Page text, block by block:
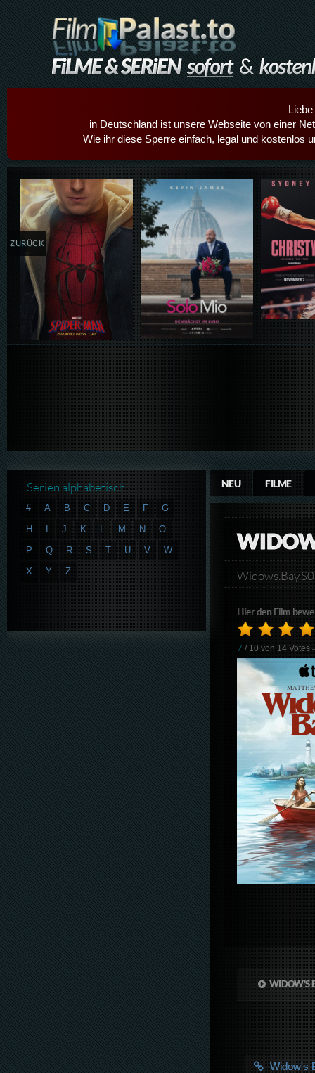
in Deutschland ist unsere Webseite von einer
Wie ihr diese Sperre einfach, legal und kostenlos
Details,Play Details,Play
ZURÜCK
NEU FILME
Hier den Film
7 / 10 von 14 Votes
WIDOW'S
Widow's
Serien alphabetisch
# A B C D E F
G
H
I J K L M N
O
P
Q R S T U V
W
X
Y Z